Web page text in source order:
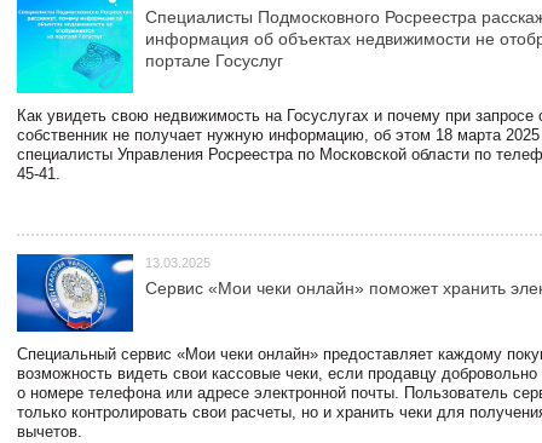
Специалисты Подмосковного Росреестра
информация об объектах недвижимости не
портале Госуслуг
Как увидеть свою недвижимость на Госуслугах и почему при запросе
собственник не получает нужную информацию, об этом 18 марта 2025
специалисты Управления Росреестра по Московской области по
45-41.
13.03.2025
Сервис «Мои чеки онлайн» поможет хранить
Специальный сервис «Мои чеки онлайн» предоставляет каждому
возможность видеть свои кассовые чеки, если продавцу
о номере телефона или адресе электронной почты. Пользователь
только контролировать свои расчеты, но и хранить чеки для
вычетов.